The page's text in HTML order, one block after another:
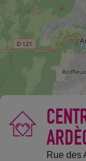
Rue des